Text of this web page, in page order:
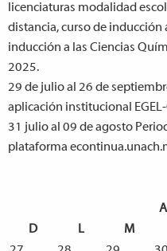
licenciaturas modalidad
distancia, curso de inducción
inducción a las Ciencias
2025.
29 de julio al 26 de
aplicación institucional
31 julio al 09 de agosto
plataforma
D
L M